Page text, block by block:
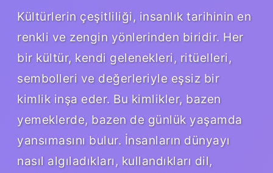
Kültürlerin çeşitliliği, insanlık tarihinin en
renkli ve zengin yönlerinden biridir. Her
bir kültür, kendi gelenekleri, ritüelleri,
sembolleri ve değerleriyle eşsiz bir
kimlik inşa eder. Bu kimlikler, bazen
yemeklerde, bazen de günlük yaşamda
yansımasını bulur. İnsanların dünyayı
nasıl algıladıkları, kullandıkları dil,